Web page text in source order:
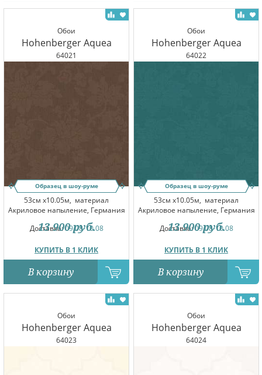
Обои
Hohenberger Aquea
64021
Образец в шоу-руме
53см x10.05м, материал
Акриловое напыление, Германия
Доставка:09.08-10.08
КУПИТЬ В 1 КЛИК
13 900 руб.
В корзину
Обои
Hohenberger Aquea
64022
Образец в шоу-руме
53см x10.05м, материал
Акриловое напыление, Германия
Доставка:09.08-10.08
КУПИТЬ В 1 КЛИК
13 900 руб.
В корзину
Обои
Hohenberger Aquea
64023
Обои
Hohenberger Aquea
64024